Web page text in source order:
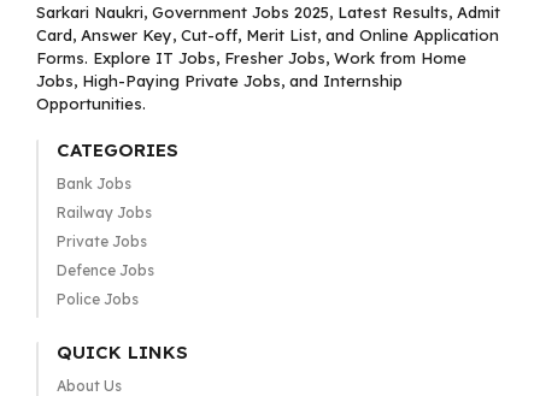
Sarkari Naukri, Government Jobs 2025, Latest Results, Admit
Card, Answer Key, Cut-off, Merit List, and Online Application
Forms. Explore IT Jobs, Fresher Jobs, Work from Home
Jobs, High-Paying Private Jobs, and Internship
Opportunities.
CATEGORIES
Bank Jobs
Railway Jobs
Private Jobs
Defence Jobs
Police Jobs
QUICK LINKS
About Us